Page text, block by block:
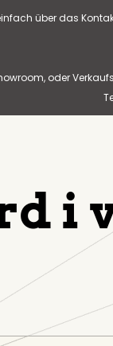
über das
oder
i